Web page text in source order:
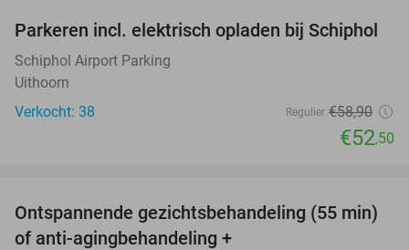
11%
Parkeren incl. elektrisch opladen bij Schiphol
Schiphol Airport Parking
Uithoorn
Verkocht: 38
Regulier €58,90
€52,50
63%
Ontspannende gezichtsbehandeling (55 min)
of anti-agingbehandeling +